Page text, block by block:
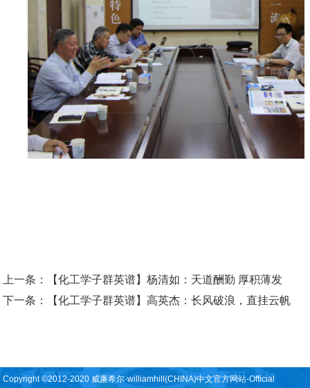
上一条：
【化工学子群英谱】杨清如：天道酬勤 厚积薄发
下一条：
【化工学子群英谱】高英杰：长风破浪，直挂云帆
Copyright ©2012-2020 威廉希尔·williamhill(CHINA)中文官方网站-Official